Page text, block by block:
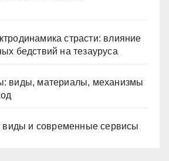
страсти: влияние
бедствий на тезауруса
виды, материалы, механизмы
виды и современные сервисы